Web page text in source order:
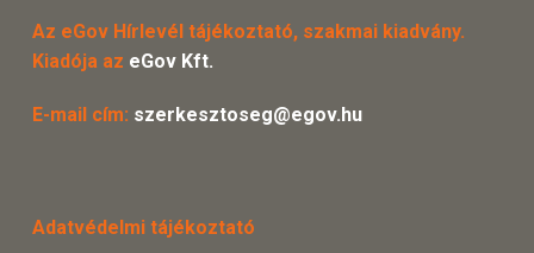
Az eGov Hírlevél tájékoztató, szakmai kiadvány.
Kiadója az eGov Kft.
E-mail cím: szerkesztoseg@egov.hu
Adatvédelmi tájékoztató